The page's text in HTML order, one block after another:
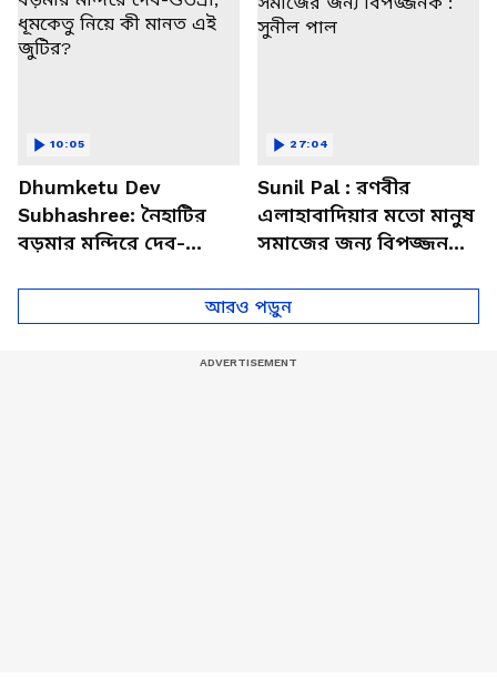
Dhumketu Dev
Subhashree: নৈহাটির
বড়মার মন্দিরে দেব-
10:05
Sunil Pal : রণবীর
এলাহাবাদিয়ার মতো মানুষ
সমাজের জন্য বিপজ্জনক :
27:04
আরও পড়ুন